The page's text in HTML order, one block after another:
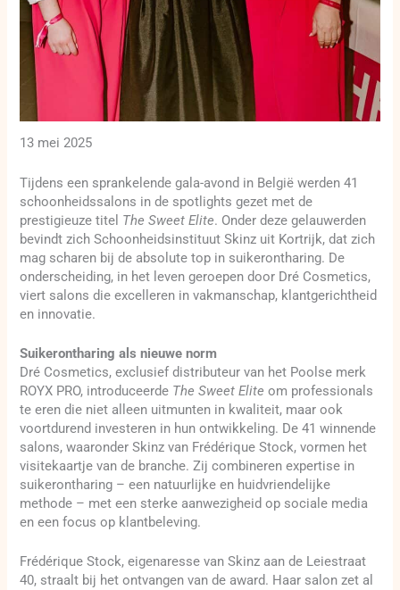
13 mei 2025
Tijdens een sprankelende gala-avond in België werden 41
schoonheidssalons in de spotlights gezet met de
prestigieuze titel The Sweet Elite. Onder deze gelauwerden
bevindt zich Schoonheidsinstituut Skinz uit Kortrijk, dat zich
mag scharen bij de absolute top in suikerontharing. De
onderscheiding, in het leven geroepen door Dré Cosmetics,
viert salons die excelleren in vakmanschap, klantgerichtheid
en innovatie.
Suikerontharing als nieuwe norm
Dré Cosmetics, exclusief distributeur van het Poolse merk
ROYX PRO, introduceerde The Sweet Elite om professionals
te eren die niet alleen uitmunten in kwaliteit, maar ook
voortdurend investeren in hun ontwikkeling. De 41 winnende
salons, waaronder Skinz van Frédérique Stock, vormen het
visitekaartje van de branche. Zij combineren expertise in
suikerontharing – een natuurlijke en huidvriendelijke
methode – met een sterke aanwezigheid op sociale media
en een focus op klantbeleving.
Frédérique Stock, eigenaresse van Skinz aan de Leiestraat
40, straalt bij het ontvangen van de award. Haar salon zet al